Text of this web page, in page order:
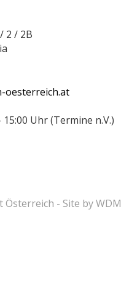
2 / 2B
oesterreich.at
15:00 Uhr (Termine n.V.)
Österreich - Site byWDM